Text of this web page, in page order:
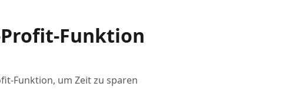
Funktion
Funktion, um Zeit zu sparen